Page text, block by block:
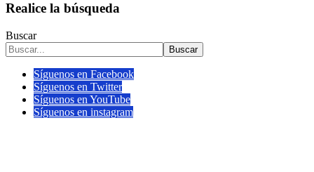
Realice la búsqueda
Buscar
Buscar
Síguenos en Facebook
Síguenos en Twitter
Síguenos en YouTube
Síguenos en instagram